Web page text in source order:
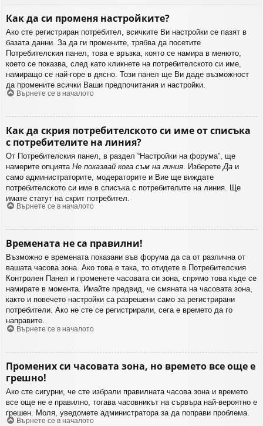
Как да си променя настройките?
Ако сте регистриран потребител, всичките Ви настройки се пазят в
базата данни. За да ги промените, трябва да посетите
Потребителския панел, това е връзка, която се намира в менюто,
което се показва, след като кликнете на потребителското си име,
намиращо се най-горе в дясно. Този панел ще Ви даде възможност
да промените всички Ваши предпочитания и настройки.
Върнете се в началото
Как да скрия потребителското си име от списъка
с потребителите на линия?
От Потребителския панел, в раздел “Настройки на форума”, ще
намерите опцията Не показвай кога съм на линия . Изберете Да и
само администраторите, модераторите и Вие ще виждате
потребителското си име в списъка с потребителите на линия. Ще
имате статут на скрит потребител.
Върнете се в началото
Времената не са правилни!
Възможно е времената показани във форума да са от различна от
вашата часова зона. Ако това е така, то отидете в Потребителския
Контролен Панел и променете часовата си зона, спрямо това къде се
намирате в момента. Имайте предвид, че смяната на часовата зона,
както и повечето настройки са разрешени само за регистрирани
потребители. Ако не сте се регистрирали, сега е времето да го
направите.
Върнете се в началото
Промених си часовата зона, но времето все още е
грешно!
Ако сте сигурни, че сте избрали правилната часова зона и времето
все още не е правилно, тогава часовникът на сървъра най-вероятно е
грешен. Моля, уведомете администратора за да поправи проблема.
Върнете се в началото